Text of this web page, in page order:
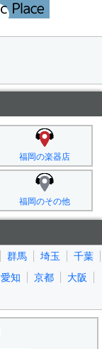
福岡の楽器店
福岡のその他
群馬 埼玉
千葉
愛知 京都
大阪